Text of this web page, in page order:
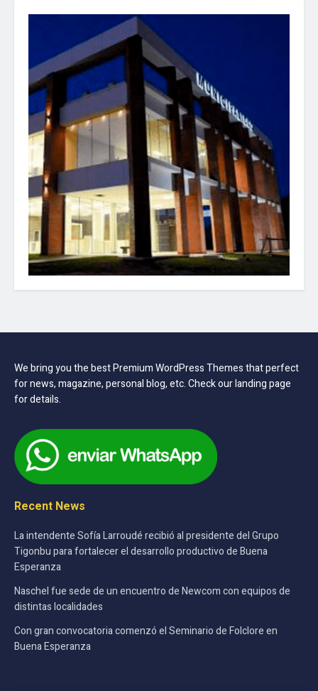
We bring you the best Premium WordPress Themes that perfect
for news, magazine, personal blog, etc. Check our landing page
for details.
Recent News
La intendente Sofía Larroudé recibió al presidente del Grupo
Tigonbu para fortalecer el desarrollo productivo de Buena
Esperanza
Naschel fue sede de un encuentro de Newcom con equipos de
distintas localidades
Con gran convocatoria comenzó el Seminario de Folclore en
Buena Esperanza